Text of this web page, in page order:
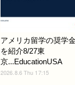
アメリカ留学の奨学
を紹介8/27東
京...EducationUSA
2026.8.6 Thu 17:15